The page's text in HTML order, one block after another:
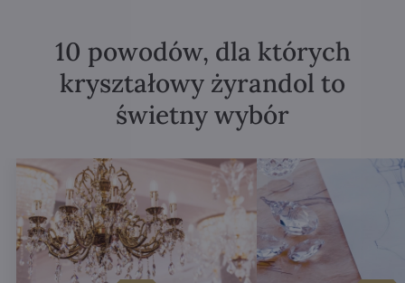
10 powodów, dla których
kryształowy żyrandol to
świetny wybór